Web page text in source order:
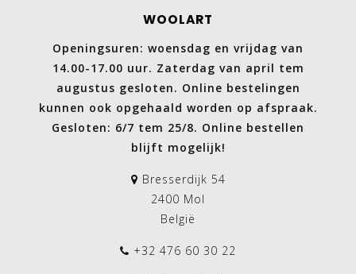
WOOLART
Openingsuren: woensdag en vrijdag van
14.00-17.00 uur. Zaterdag van april tem
augustus gesloten. Online bestelingen
kunnen ook opgehaald worden op afspraak.
Gesloten: 6/7 tem 25/8. Online bestellen
blijft mogelijk!
Bresserdijk 54
2400 Mol
België
+32 476 60 30 22